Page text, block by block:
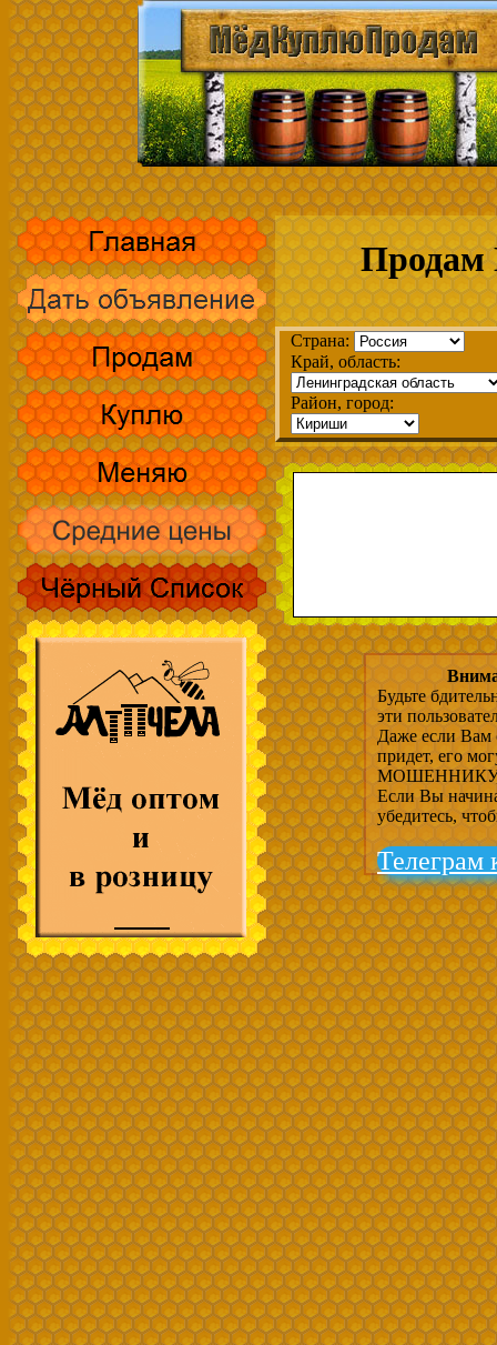
Продам
Страна:
Край, область:
Район, город:
Будьте
эти
Даже если Вам
придет, его
МОШЕННИКУ,
Если Вы
убедитесь,
Телеграм